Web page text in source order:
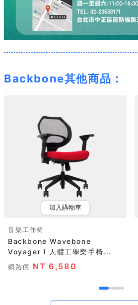
Backbone其他商品：
加入購物車
音樂工作椅
Backbone Wavebone
Voyager I 人體工學樂手椅...
網路價 NT 6,580